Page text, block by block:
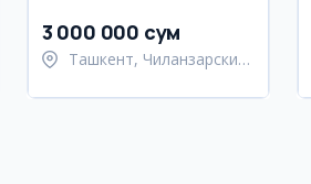
3 000 000 сум
Ташкент, Чиланзарский